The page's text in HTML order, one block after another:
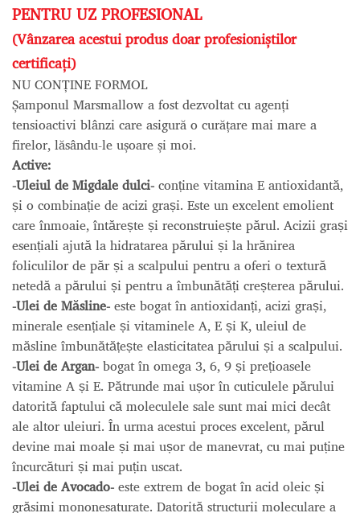
PENTRU UZ PROFESIONAL
(Vânzarea acestui produs doar profesioniștilor
certificați)
NU CONȚINE FORMOL
Șamponul Marsmallow a fost dezvoltat cu agenți
tensioactivi blânzi care asigură o curățare mai mare a
firelor, lăsându-le ușoare și moi.
Active:
-Uleiul de Migdale dulci-conține vitamina E antioxidantă,
și o combinație de acizi grași. Este un excelent emolient
care înmoaie, întărește și reconstruiește părul. Acizii grași
esențiali ajută la hidratarea părului și la hrănirea
foliculilor de păr și a scalpului pentru a oferi o textură
netedă a părului și pentru a îmbunătăți creșterea părului.
-Ulei de Măsline-este bogat în antioxidanți, acizi grași,
minerale esențiale și vitaminele A, E și K, uleiul de
măsline îmbunătățește elasticitatea părului și a scalpului.
-Ulei de Argan-bogat în omega 3, 6, 9 și prețioasele
vitamine A și E. Pătrunde mai ușor în cuticulele părului
datorită faptului că moleculele sale sunt mai mici decât
ale altor uleiuri. În urma acestui proces excelent, părul
devine mai moale și mai ușor de manevrat, cu mai puține
încurcături și mai puțin uscat.
-Ulei de Avocado-este extrem de bogat în acid oleic și
grăsimi mononesaturate. Datorită structurii moleculare a